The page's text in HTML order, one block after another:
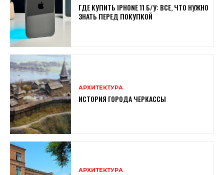
ГДЕ КУПИТЬ IPHONE 11 Б/У: ВСЕ, ЧТО НУЖНО
ЗНАТЬ ПЕРЕД ПОКУПКОЙ
АРХИТЕКТУРА
ИСТОРИЯ ГОРОДА ЧЕРКАССЫ
АРХИТЕКТУРА